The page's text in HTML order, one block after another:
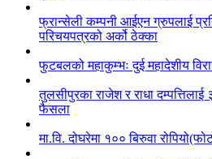
फ्रान्सेली कम्पनी आईएन ग्रुपलाई
परिचयपत्रको अर्को ठेक्का
फुटबलको महाकुम्भः दुई महादेशीय
तुलसीपुरका राजेश र राधा दम्पत्तिलाई
फैसला
मा.वि. दोघरेमा १०० बिरुवा